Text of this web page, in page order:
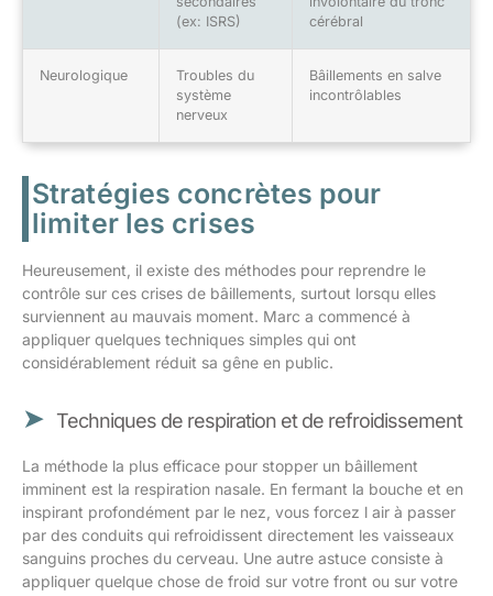
(ex: ISRS)
cérébral
Neurologique
Troubles du
système
nerveux
Bâillements en salve
incontrôlables
Stratégies concrètes pour
limiter les crises
Heureusement, il existe des méthodes pour reprendre le
contrôle sur ces crises de bâillements, surtout lorsqu elles
surviennent au mauvais moment. Marc a commencé à
appliquer quelques techniques simples qui ont
considérablement réduit sa gêne en public.
Techniques de respiration et de refroidissement
La méthode la plus efficace pour stopper un bâillement
imminent est la respiration nasale. En fermant la bouche et en
inspirant profondément par le nez, vous forcez l air à passer
par des conduits qui refroidissent directement les vaisseaux
sanguins proches du cerveau. Une autre astuce consiste à
appliquer quelque chose de froid sur votre front ou sur votre